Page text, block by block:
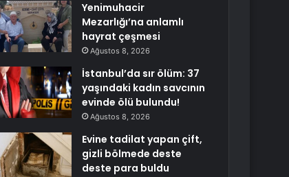
Yenimuhacir
Mezarlığı’na anlamlı
hayrat çeşmesi
Ağustos 8, 2026
İstanbul’da sır ölüm: 37
yaşındaki kadın savcının
evinde ölü bulundu!
Ağustos 8, 2026
Evine tadilat yapan çift,
gizli bölmede deste
deste para buldu